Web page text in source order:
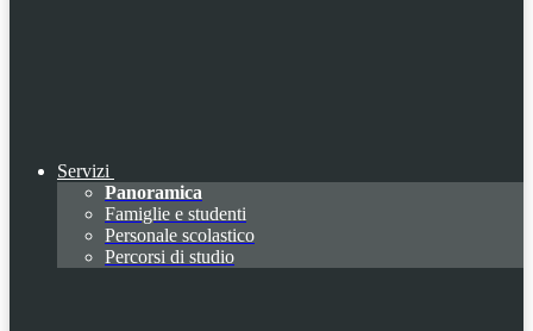
Servizi
Panoramica
Famiglie e studenti
Personale scolastico
Percorsi di studio